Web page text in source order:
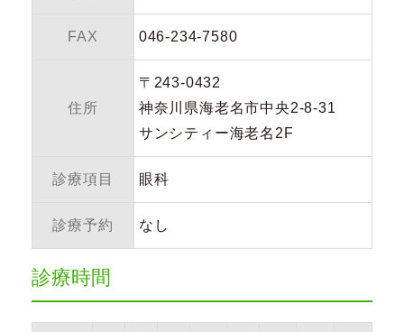
FAX 046-234-7580
住所
〒243-0432
神奈川県海老名市中央2-8-31
サンシティー海老名2F
診療項目 眼科
診療予約 なし
診療時間